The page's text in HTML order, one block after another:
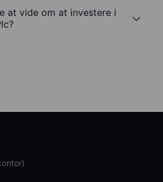
at vide om at investere i